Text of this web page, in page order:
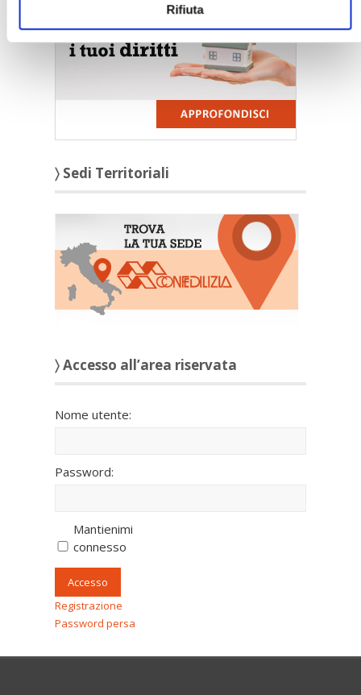
Rifiuta
〉 Sedi Territoriali
〉 Accesso all’area riservata
Nome utente:
Password:
Mantienimi
connesso
Accesso
Registrazione
Password persa